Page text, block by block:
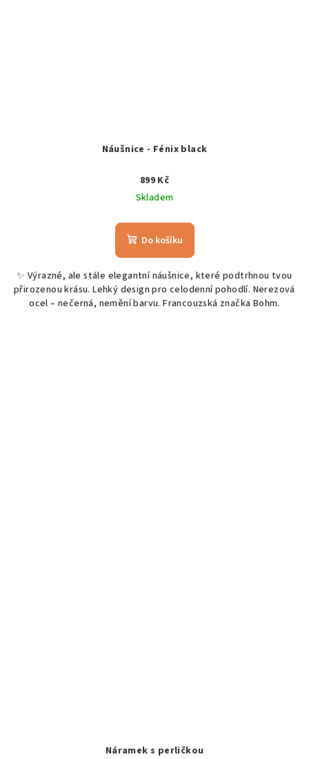
Náušnice - Fénix black
899 Kč
Skladem
Do košíku
✨ Výrazné, ale stále elegantní náušnice, které podtrhnou tvou
přirozenou krásu. Lehký design pro celodenní pohodlí. Nerezová
ocel – nečerná, nemění barvu. Francouzská značka Bohm.
Náramek s perličkou